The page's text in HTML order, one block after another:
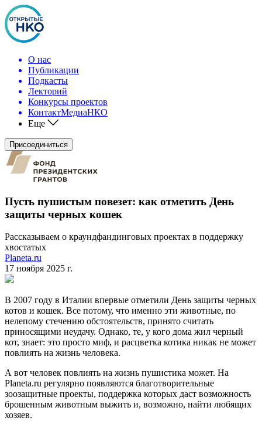
О нас
Публикации
Подкасты
Лекторий
Конкурсы проектов
КонтактМедиаНКО
Еще
Присоединиться
Пусть пушистым повезет: как отметить День
защиты черных кошек
Рассказываем о краундфандинговых проектах в поддержку
хвостатых
Planeta.ru
17 ноября 2025 г.
В 2007 году в Италии впервые отметили День защиты черных
котов и кошек. Все потому, что именно эти животные, по
нелепому стечению обстоятельств, принято считать
приносящими неудачу. Однако, те, у кого дома жил черный
кот, знает: это просто миф, и расцветка котика никак не может
повлиять на жизнь человека.
А вот человек повлиять на жизнь пушистика может. На
Planeta.ru регулярно появляются благотворительные
зоозащитные проекты, поддержка которых даст возможность
брошенным животным выжить и, возможно, найти любящих
хозяев.